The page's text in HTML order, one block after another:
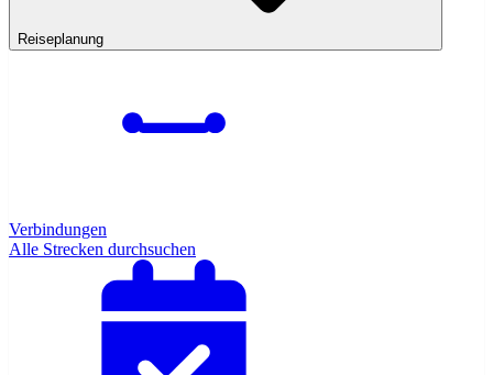
Reiseplanung
Verbindungen
Alle Strecken durchsuchen